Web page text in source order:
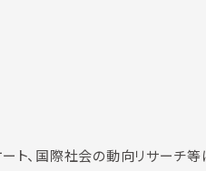
ト、国際社会の動向リサーチ等